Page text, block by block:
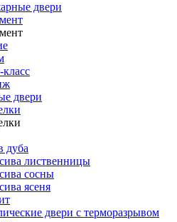
двери
класс
двери
дуба
лиственницы
сосны
ясеня
двери с терморазрывом